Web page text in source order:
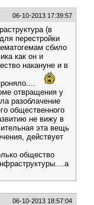
06-10-2013 17:39:57
(в
перестройки
сбило
как он и
накануне и в
отвращения у
разоблачение
общественного
не вижу в
эта вещь
действует
общество
06-10-2013 18:57:04